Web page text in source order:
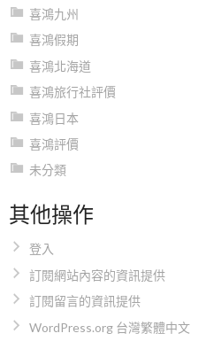
喜鴻九州
喜鴻假期
喜鴻北海道
喜鴻旅行社評價
喜鴻日本
喜鴻評價
未分類
其他操作
登入
訂閱網站內容的資訊提供
訂閱留言的資訊提供
WordPress.org 台灣繁體中文